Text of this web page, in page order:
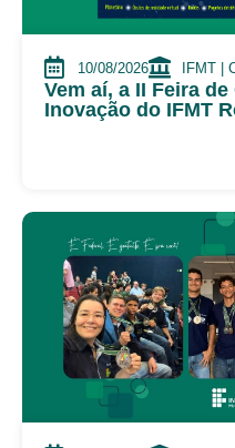
10/08/2026 IFMT |
Vem aí, a II Feira
Inovação do IFMT